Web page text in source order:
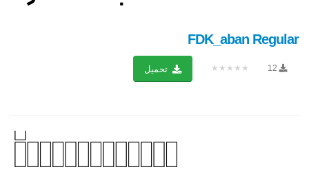
FDK_aban Regular
12
★★★★★ تحميل